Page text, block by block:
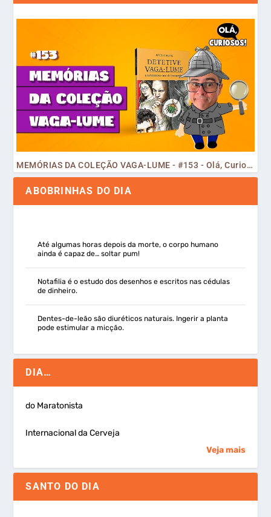
MEMÓRIAS DA COLEÇÃO VAGA-LUME - #153 - Olá, Curiosos! 2023
ABOBRINHAS DO DIA
Até algumas horas depois da morte, o corpo humano
ainda é capaz de… soltar pum!
Notafilia é o estudo dos desenhos e escritos nas cédulas
de dinheiro.
Dentes-de-leão são diuréticos naturais. Ingerir a planta
pode estimular a micção.
DIA…
do Maratonista
Internacional da Cerveja
Veja mais
SANTO DO DIA